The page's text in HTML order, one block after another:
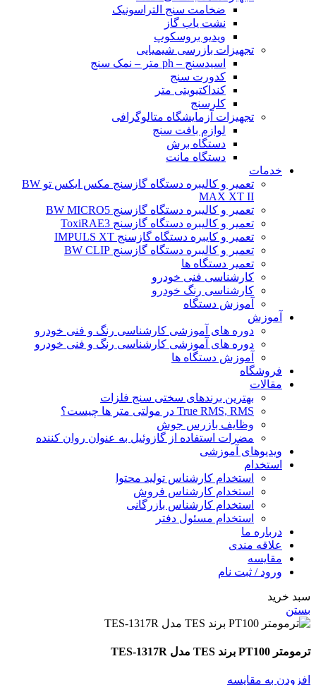
ضخامت سنج التراسونیک
نشت یاب گاز
ویدیو بروسکوپ
تجهیزات بازرسی شیمیایی
اسیدسنج – ph متر – نمک سنج
کدورت سنج
کنداکتیویتی متر
کلرسنج
تجهیزات آزمایشگاه متالوگرافی
لوازم بافت سنج
دستگاه برش
دستگاه مانت
خدمات
تعمیر و کالیبره دستگاه گازسنج مکس ایکس تو BW
MAX XT II
تعمیر و کالیبره دستگاه گازسنج BW MICRO5
تعمیر و کالیبره دستگاه گازسنج ToxiRAE3
تعمیر و کایبره دستگاه گازسنج IMPULS XT
تعمیر و کالیبره دستگاه گازسنج BW CLIP
تعمیر دستگاه ها
کارشناسی فنی خودرو
کارشناسی رنگ خودرو
آموزش دستگاه
آموزش
دوره های آموزشی کارشناسی رنگ و فنی خودرو
دوره های آموزشی کارشناسی رنگ و فنی خودرو
آموزش دستگاه ها
فروشگاه
مقالات
بهترین برندهای سختی سنج فلزات
True RMS, RMS در مولتی متر ها چیست؟
وظایف بازرس جوش
مضرات استفاده از گازوئیل به عنوان روان کننده
ویدیوهای آموزشی
استخدام
استخدام کارشناس تولید محتوا
استخدام کارشناس فروش
استخدام کارشناس بازرگانی
استخدام مسئول دفتر
درباره ما
علاقه مندی
مقایسه
ورود / ثبت نام
سبد خرید
بستن
ترمومتر PT100 برند TES مدل TES-1317R
افزودن به مقایسه